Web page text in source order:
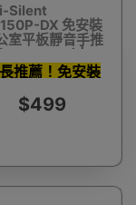
Silent
DX 免安裝
室平板靜音手推
x 49cm) |
承重
推薦！免安裝
即買即用！
$499